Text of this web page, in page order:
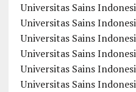
Universitas Sains
Universitas Sains
Universitas Sains
Universitas Sains
Universitas Sains
Universitas Sains